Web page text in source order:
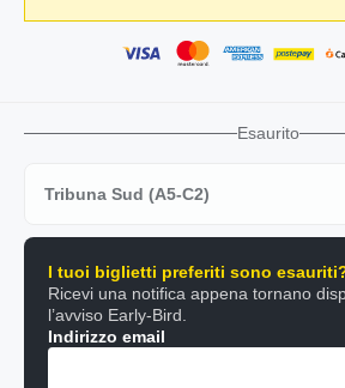
Esaurito
Tribuna Sud (A5-C2)
I tuoi biglietti preferiti sono
Ricevi una notifica appena tornano
l’avviso Early-Bird.
Indirizzo email